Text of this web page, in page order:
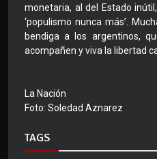
monetaria, al del Estado
‘populismo nunca más’.
bendiga a los argentinos,
acompañen y viva la libertad
La Nación
Foto: Soledad Aznarez
TAGS